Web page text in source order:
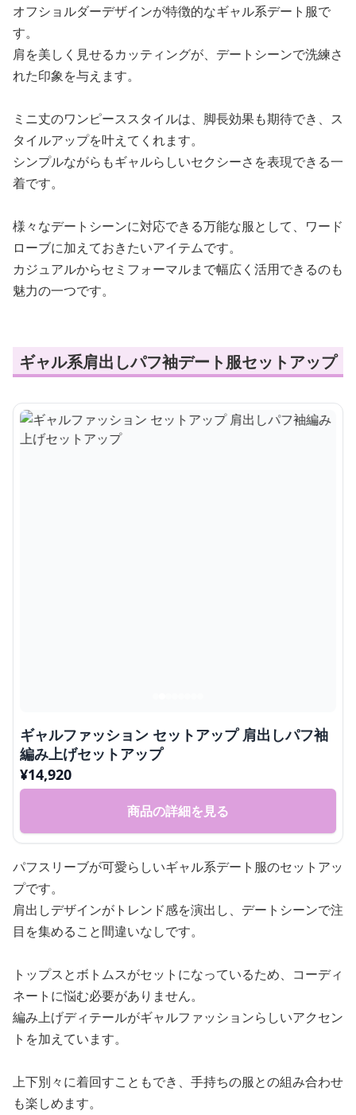
オフショルダーデザインが特徴的なギャル系デート服で
す。
肩を美しく見せるカッティングが、デートシーンで洗練さ
れた印象を与えます。
ミニ丈のワンピーススタイルは、脚長効果も期待でき、ス
タイルアップを叶えてくれます。
シンプルながらもギャルらしいセクシーさを表現できる一
着です。
様々なデートシーンに対応できる万能な服として、ワード
ローブに加えておきたいアイテムです。
カジュアルからセミフォーマルまで幅広く活用できるのも
魅力の一つです。
ギャル系肩出しパフ袖デート服セットアップ
ギャルファッション セットアップ 肩出しパフ袖
編み上げセットアップ
¥14,920
商品の詳細を見る
パフスリーブが可愛らしいギャル系デート服のセットアッ
プです。
肩出しデザインがトレンド感を演出し、デートシーンで注
目を集めること間違いなしです。
トップスとボトムスがセットになっているため、コーディ
ネートに悩む必要がありません。
編み上げディテールがギャルファッションらしいアクセン
トを加えています。
上下別々に着回すこともでき、手持ちの服との組み合わせ
も楽しめます。